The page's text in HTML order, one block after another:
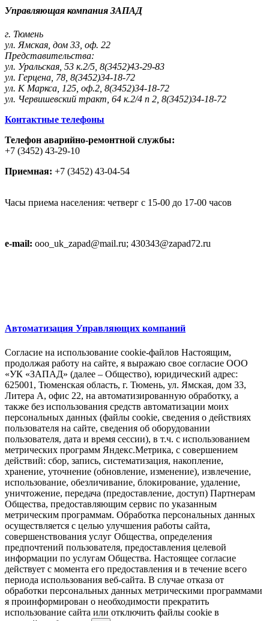
Управляющая компания ЗАПАД
г. Тюмень
ул. Ямская, дом 33, оф. 22
Представительства:
ул. Уральская, 53 к.2/5, 8(3452)43-29-83
ул. Герцена, 78, 8(3452)34-18-72
ул. К Маркса, 125, оф.2, 8(3452)34-18-72
ул. Червишевский тракт, 64 к.2/4 п 2, 8(3452)34-18-72
Контактные телефоны
Телефон аварийно-ремонтной службы:
+7 (3452) 43-29-10
Приемная: +7 (3452) 43-04-54
Часы приема населения: четверг с 15-00 до 17-00 часов
e-mail: ooo_uk_zapad@mail.ru; 430343@zapad72.ru
Автоматизация Управляющих компаний
Согласие на использование cookie-файлов Настоящим,
продолжая работу на сайте, я выражаю свое согласие ООО
«УК «ЗАПАД» (далее – Общество), юридический адрес:
625001, Тюменская область, г. Тюмень, ул. Ямская, дом 33,
Литера А, офис 22, на автоматизированную обработку, а
также без использования средств автоматизации моих
персональных данных (файлы cookie, сведения о действиях
пользователя на сайте, сведения об оборудовании
пользователя, дата и время сессии), в т.ч. с использованием
метрических программ Яндекс.Метрика, с совершением
действий: сбор, запись, систематизация, накопление,
хранение, уточнение (обновление, изменение), извлечение,
использование, обезличивание, блокирование, удаление,
уничтожение, передача (предоставление, доступ) Партнерам
Общества, предоставляющим сервис по указанным
метрическим программам. Обработка персональных данных
осуществляется с целью улучшения работы сайта,
совершенствования услуг Общества, определения
предпочтений пользователя, предоставления целевой
информации по услугам Общества. Настоящее согласие
действует с момента его предоставления и в течение всего
периода использования веб-сайта. В случае отказа от
обработки персональных данных метрическими программами
я проинформирован о необходимости прекратить
использование сайта или отключить файлы cookie в